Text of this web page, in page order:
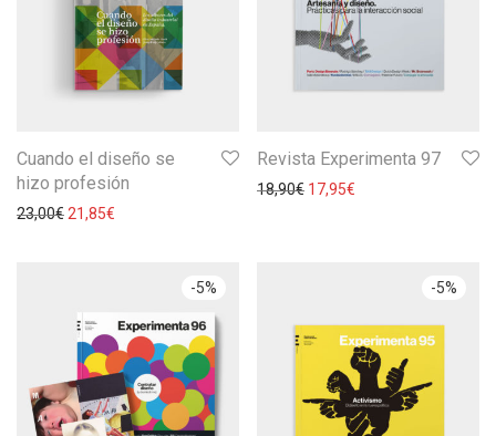
Cuando el diseño se
hizo profesión
23,00€ 21,85€
Revista Experimenta 97
18,90€ 17,95€
-5% -5%